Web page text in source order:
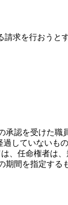
求を行おうと
認を受けた職
していないも
、任命権者は
期間を指定する